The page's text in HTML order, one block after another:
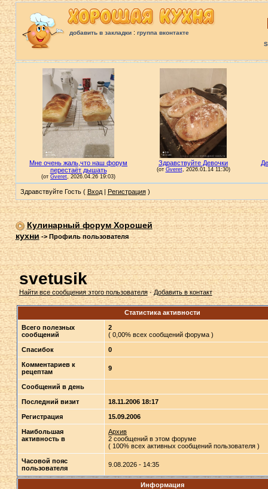
добавить в закладки: группа вконтакте
Здравствуйте Гость ( Вход| Регистрация)
Кулинарный форум Хорошей
кухни->Профиль пользователя
svetusik
Найти все сообщения этого пользователя·Добавить в контакт
Статистика активности
Всего полезных
сообщений
2
( 0,00% всех сообщений форума )
Спасибок 0
Комментариев к
рецептам
9
Сообщений в день
Последний визит 18.11.2006 18:17
Регистрация 15.09.2006
Наибольшая
активность в
Архив
2 сообщений в этом форуме
( 100% всех активных сообщений пользователя )
Часовой пояс
пользователя
9.08.2026 - 14:35
Информация